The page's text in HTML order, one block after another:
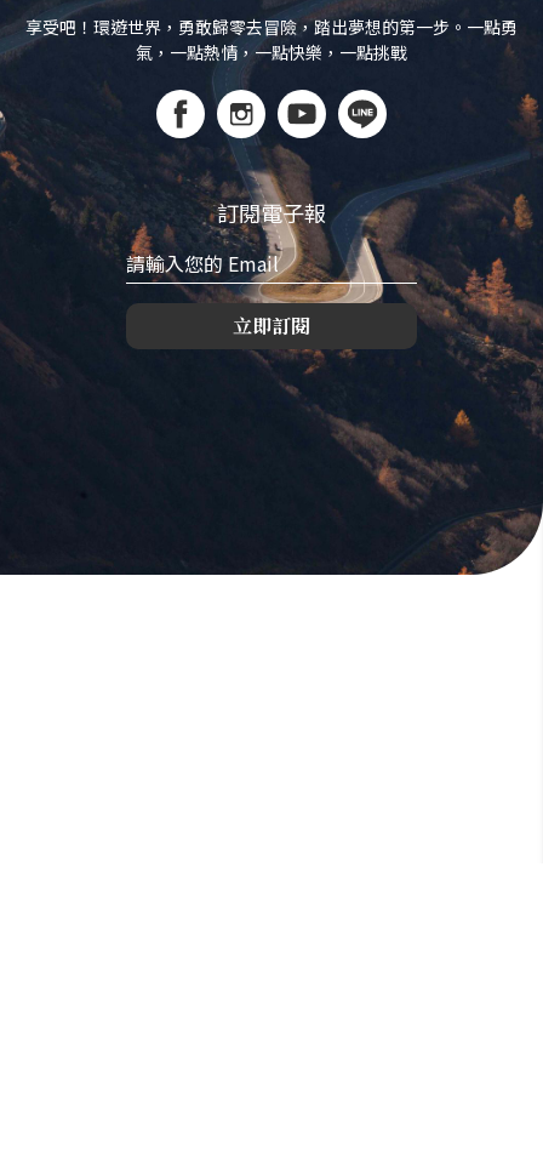
享受吧！環遊世界，勇敢歸零去冒險，踏出夢想的第一步。一點勇
氣，一點熱情，一點快樂，一點挑戰
訂閱電子報
立即訂閱